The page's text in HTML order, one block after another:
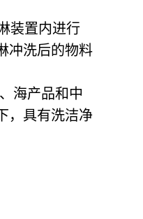
装置内进行
冲洗后的物料
海产品和中
，具有洗洁净